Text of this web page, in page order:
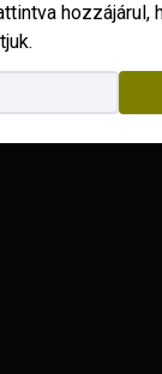
hozzájárul,